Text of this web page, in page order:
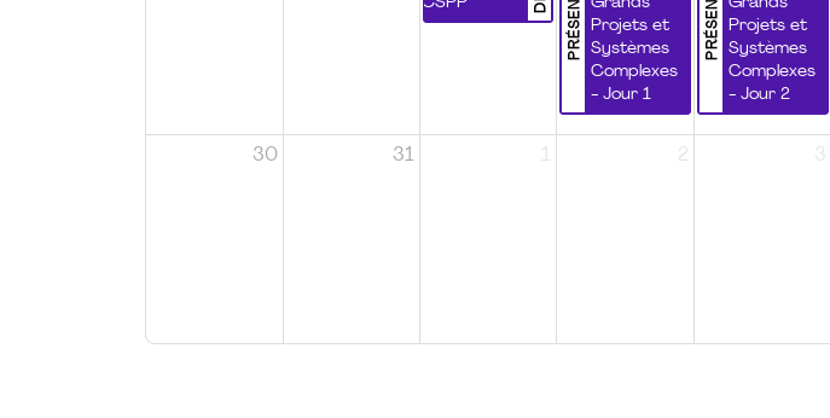
Projets et
Systèmes
Complexes
- Jour 1
Projets et
Systèmes
Complexes
- Jour 2
30 31 1 2 3